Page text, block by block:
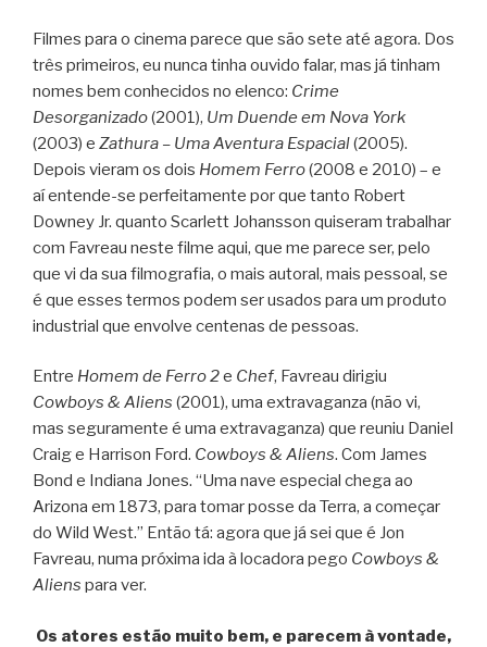
Filmes para o cinema parece que são sete até agora. Dos
três primeiros, eu nunca tinha ouvido falar, mas já tinham
nomes bem conhecidos no elenco: Crime
Desorganizado(2001), Um Duende em Nova York
(2003) e Zathura – Uma Aventura Espacial(2005).
Depois vieram os dois Homem Ferro(2008 e 2010) – e
aí entende-se perfeitamente por que tanto Robert
Downey Jr. quanto Scarlett Johansson quiseram trabalhar
com Favreau neste filme aqui, que me parece ser, pelo
que vi da sua filmografia, o mais autoral, mais pessoal, se
é que esses termos podem ser usados para um produto
industrial que envolve centenas de pessoas.
Entre Homem de Ferro 2e Chef, Favreau dirigiu
Cowboys & Aliens (2001), uma extravaganza (não vi,
mas seguramente é uma extravaganza) que reuniu Daniel
Craig e Harrison Ford. Cowboys & Aliens. Com James
Bond e Indiana Jones. “Uma nave especial chega ao
Arizona em 1873, para tomar posse da Terra, a começar
do Wild West.” Então tá: agora que já sei que é Jon
Favreau, numa próxima ida à locadora pego Cowboys &
Aliens para ver.
Os atores estão muito bem, e parecem à vontade,